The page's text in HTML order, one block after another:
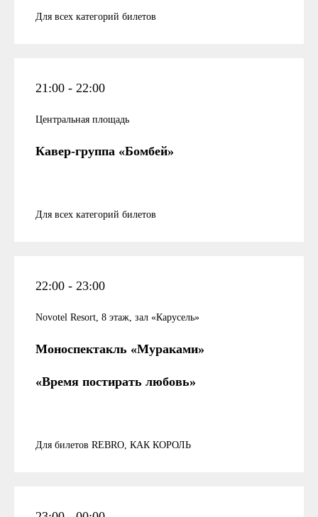
Для всех категорий билетов
21:00 - 22:00
Центральная площадь
Кавер-группа «Бомбей»
Для всех категорий билетов
22:00 - 23:00
Novotel Resort, 8 этаж, зал «Карусель»
Моноспектакль «Мураками»
«Время постирать любовь»
Для билетов REBRO, КАК КОРОЛЬ